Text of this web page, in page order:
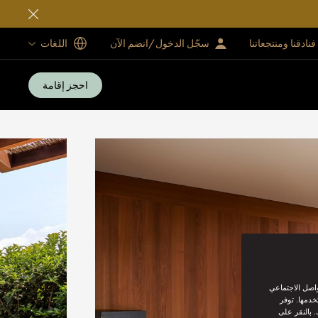
فنادقنا ومنتجعاتنا سجّل الدخول/انضم الآن اللغات
احجز إقامة
الاجتماعي
توفر
بالنقر على